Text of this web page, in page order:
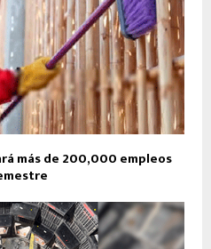
más de 200,000 empleos